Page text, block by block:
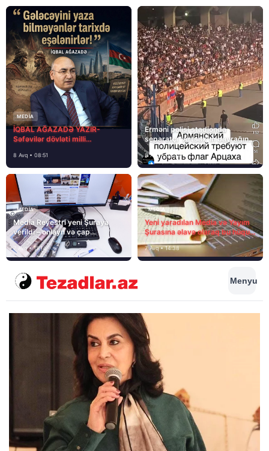
MEDİA
İQBAL AĞAZADƏ YAZIR-
Səfəvilər dövləti milli
8 Avq • 08:51
Erməni polisi stadionda
separatçı “Artsax”ın bayrağını
müsadirə etdi və…
8 Avq • 08:39
MEDİA
Media Reyestri yeni Şuraya
verildi – onlayn və çap
mediasını nə gözləyir?
7 Avq • 15:14
MEDİA
Yeni yaradılan Media və Yayım
Şurasına əlavə olaraq bu hüquq
və vəzifələr də verilib
7 Avq • 14:38
Menyu